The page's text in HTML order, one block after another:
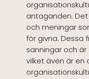
antaganden.
och meningar
för givna. Dessa
sanningar och
vilket även är en